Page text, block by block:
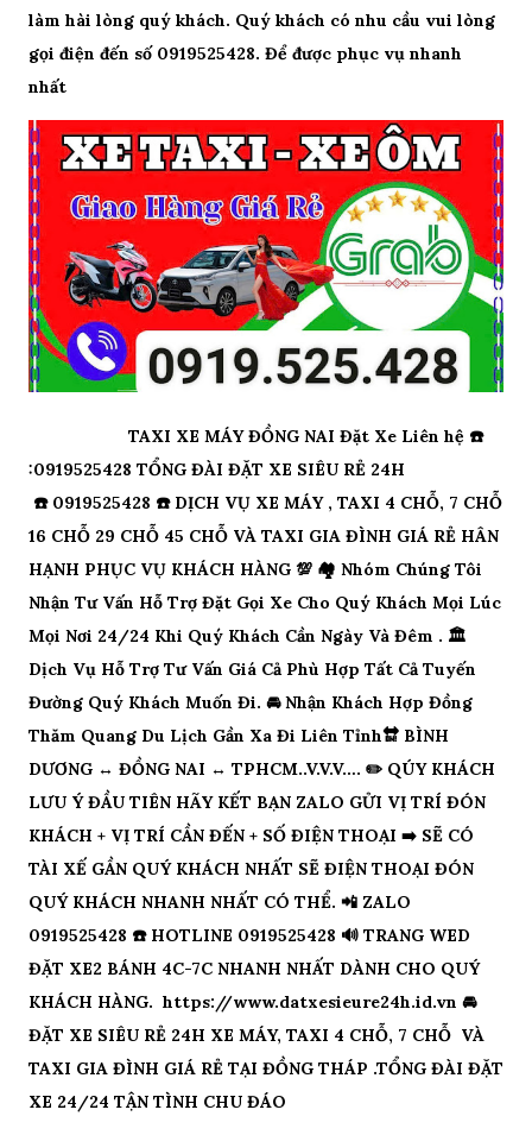
làm hài lòng quý khách. Quý khách có nhu cầu vui lòng
gọi điện đến số 0919525428. Để được phục vụ nhanh
nhất
TAXI XE MÁY ĐỒNG NAI Đặt Xe Liên hệ ☎️
:0919525428 TỔNG ĐÀI ĐẶT XE SIÊU RẺ 24H
☎️ 0919525428 ☎️ DỊCH VỤ XE MÁY , TAXI 4 CHỖ, 7 CHỖ
16 CHỖ 29 CHỖ 45 CHỖ VÀ TAXI GIA ĐÌNH GIÁ RẺ HÂN
HẠNH PHỤC VỤ KHÁCH HÀNG 💯 🏘 Nhóm Chúng Tôi
Nhận Tư Vấn Hỗ Trợ Đặt Gọi Xe Cho Quý Khách Mọi Lúc
Mọi Nơi 24/24 Khi Quý Khách Cần Ngày Và Đêm . 🏛
Dịch Vụ Hỗ Trợ Tư Vấn Giá Cả Phù Hợp Tất Cả Tuyến
Đường Quý Khách Muốn Đi. 🚘 Nhận Khách Hợp Đồng
Thăm Quang Du Lịch Gần Xa Đi Liên Tỉnh🔛 BÌNH
DƯƠNG ↔️ ĐỒNG NAI ↔️ TPHCM..V.V.V…. ✏️ QÚY KHÁCH
LƯU Ý ĐẦU TIÊN HÃY KẾT BẠN ZALO GỬI VỊ TRÍ ĐÓN
KHÁCH + VỊ TRÍ CẦN ĐẾN + SỐ ĐIỆN THOẠI ➡️ SẼ CÓ
TÀI XẾ GẦN QUÝ KHÁCH NHẤT SẼ ĐIỆN THOẠI ĐÓN
QUÝ KHÁCH NHANH NHẤT CÓ THỂ. 📲 ZALO
0919525428 ☎️ HOTLINE 0919525428 🔊 TRANG WED
ĐẶT XE2 BÁNH 4C-7C NHANH NHẤT DÀNH CHO QUÝ
KHÁCH HÀNG. https://www.datxesieure24h.id.vn 🚘
ĐẶT XE SIÊU RẺ 24H XE MÁY, TAXI 4 CHỖ, 7 CHỖ VÀ
TAXI GIA ĐÌNH GIÁ RẺ TẠI ĐỒNG THÁP .TỔNG ĐÀI ĐẶT
XE 24/24 TẬN TÌNH CHU ĐÁO